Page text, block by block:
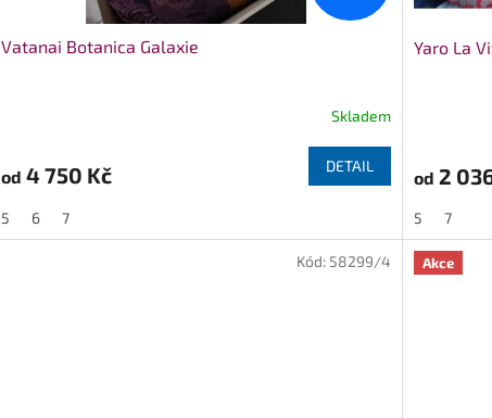
Vatanai Botanica Galaxie
Skladem
od 4 750 Kč DETAIL
5 6 7
Yaro La
od 2
5 7
Kód: 58299/4 Akce